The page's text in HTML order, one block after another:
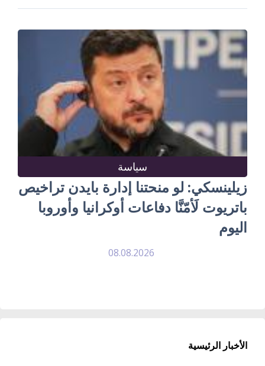
سياسة
زيلينسكي: لو منحتنا إدارة بايدن تراخيص
باتريوت لَأمّنَّا دفاعات أوكرانيا وأوروبا
اليوم
08.08.2026
الأخبار الرئيسية